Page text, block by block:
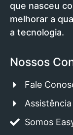
que nasceu
melhorar a
a tecnologia.
Nossos
Fale
Somos